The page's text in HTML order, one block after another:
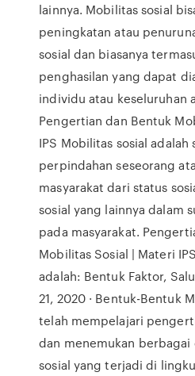
lainnya. Mobilitas sosial
peningkatan atau
sosial dan biasanya
penghasilan yang dapat
individu atau keseluruhan
Pengertian dan Bentuk
IPS Mobilitas sosial adalah
perpindahan seseorang
masyarakat dari status
sosial yang lainnya dalam
pada masyarakat.
Mobilitas Sosial | Materi
adalah: Bentuk Faktor,
21, 2020 · Bentuk-Bentuk
telah mempelajari
dan menemukan
sosial yang terjadi di